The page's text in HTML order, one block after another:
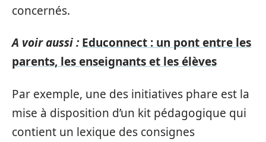
concernés.
A voir aussi : Educonnect : un pont entre les
parents, les enseignants et les élèves
Par exemple, une des initiatives phare est la
mise à disposition d’un kit pédagogique qui
contient un lexique des consignes